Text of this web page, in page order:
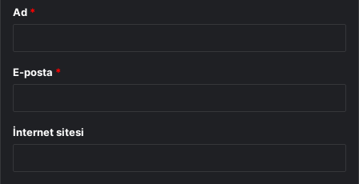
Ad *
E-posta *
İnternet sitesi